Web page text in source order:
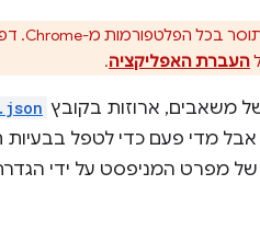
העברת האפליקציה.
משאבים, ארוזות בקובץ
מדי פעם כדי לטפל בבעיות
של מפרט המניפסט על ידי